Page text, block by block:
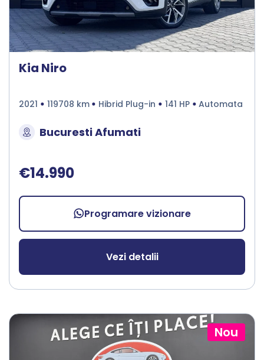
Kia Niro
2021 119708 km Hibrid Plug-in 141 HP Automata
Bucuresti Afumati
€14.990
Programare vizionare
Vezi detalii
Nou